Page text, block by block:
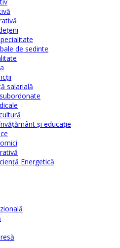
de sedinte
salarială
şi educaţie
Energetică